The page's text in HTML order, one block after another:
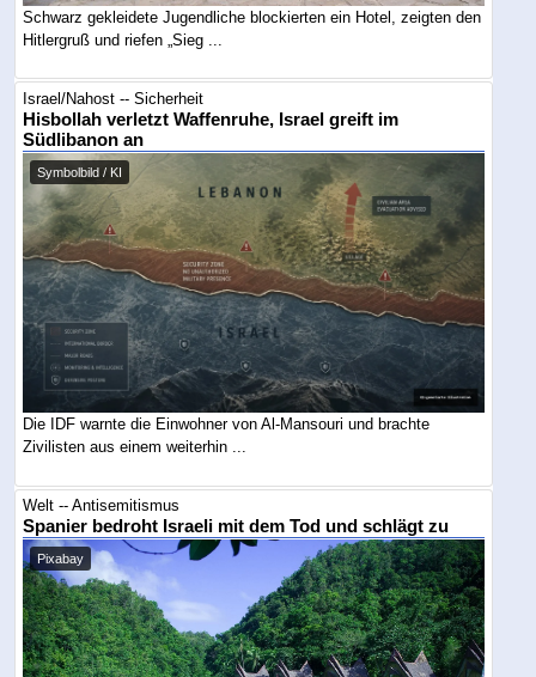
Schwarz gekleidete Jugendliche blockierten ein Hotel, zeigten den
Hitlergruß und riefen „Sieg ...
Israel/Nahost -- Sicherheit
Hisbollah verletzt Waffenruhe, Israel greift im
Südlibanon an
Symbolbild / KI
Die IDF warnte die Einwohner von Al-Mansouri und brachte
Zivilisten aus einem weiterhin ...
Welt -- Antisemitismus
Spanier bedroht Israeli mit dem Tod und schlägt zu
Pixabay